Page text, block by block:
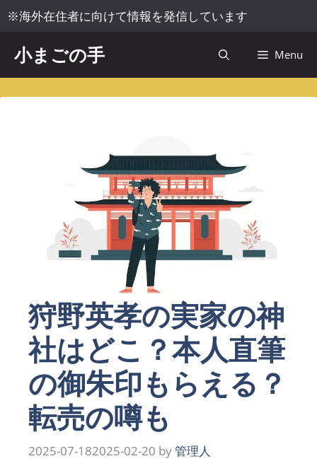
コ
ン
ツ
へ
※海外在住者に向けて情報を発信しています
小まごの手 Menu
狩野英孝の実家の神
社はどこ？本人直筆
の御朱印もらえる？
転売の噂も
2025-07-182025-02-20 by管理人